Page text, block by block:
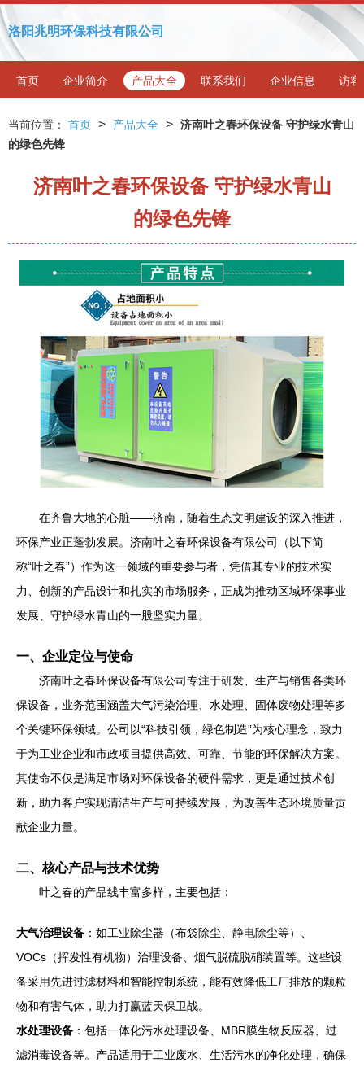
洛阳兆明环保科技有限公司
首页 企业简介 产品大全 联系我们 企业信息 访客
当前位置： 首页 > 产品大全 > 济南叶之春环保设备 守护绿水青山
的绿色先锋
济南叶之春环保设备 守护绿水青山
的绿色先锋
在齐鲁大地的心脏——济南，随着生态文明建设的深入推进，
环保产业正蓬勃发展。济南叶之春环保设备有限公司（以下简
称“叶之春”）作为这一领域的重要参与者，凭借其专业的技术实
力、创新的产品设计和扎实的市场服务，正成为推动区域环保事业
发展、守护绿水青山的一股坚实力量。
一、企业定位与使命
济南叶之春环保设备有限公司专注于研发、生产与销售各类环
保设备，业务范围涵盖大气污染治理、水处理、固体废物处理等多
个关键环保领域。公司以“科技引领，绿色制造”为核心理念，致力
于为工业企业和市政项目提供高效、可靠、节能的环保解决方案。
其使命不仅是满足市场对环保设备的硬件需求，更是通过技术创
新，助力客户实现清洁生产与可持续发展，为改善生态环境质量贡
献企业力量。
二、核心产品与技术优势
叶之春的产品线丰富多样，主要包括：
大气治理设备 ：如工业除尘器（布袋除尘、静电除尘等）、
VOCs（挥发性有机物）治理设备、烟气脱硫脱硝装置等。这些设
备采用先进过滤材料和智能控制系统，能有效降低工厂排放的颗粒
物和有害气体，助力打赢蓝天保卫战。
水处理设备 ：包括一体化污水处理设备、MBR膜生物反应器、过
滤消毒设备等。产品适用于工业废水、生活污水的净化处理，确保